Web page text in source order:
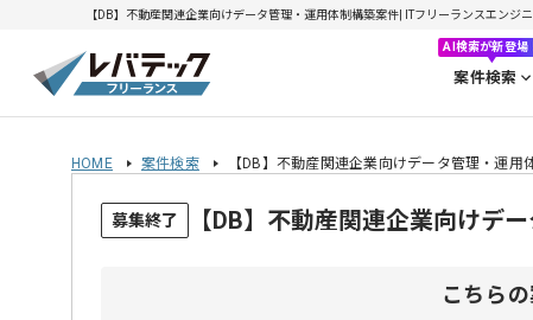
【DB】不動産関連企業向けデータ管理・運用体制構築案件| ITフリーランスエン
AI検索が新登場
案件検索
HOME 案件検索 【DB】不動産関連企業向けデータ管理・運用
募集終了 【DB】不動産関連企業向けデ
こちら